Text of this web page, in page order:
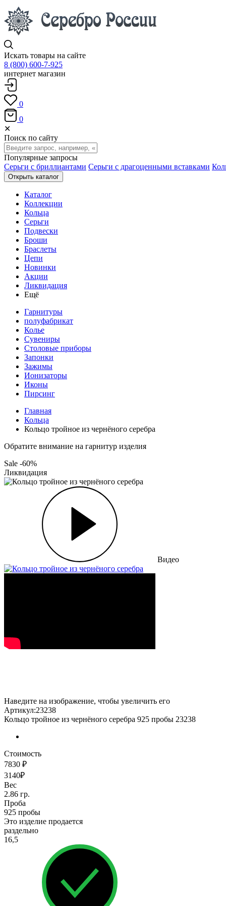
Искать товары на сайте
8 (800) 600-7-925
интернет магазин
0
0
✕
Поиск по сайту
Популярные запросы
Серьги с бриллиантами Серьги с драгоценными вставками
Открыть каталог
Каталог
Коллекции
Кольца
Серьги
Подвески
Броши
Браслеты
Цепи
Новинки
Акции
Ликвидация
Ещё
Гарнитуры
полуфабрикат
Колье
Сувениры
Столовые приборы
Запонки
Зажимы
Ионизаторы
Иконы
Пирсинг
Главная
Кольца
Кольцо тройное из чернёного серебра
Обратите внимание на гарнитур изделия
Sale -60%
Ликвидация
Видео
Наведите на изображение, чтобы увеличить его
Артикул:23238
Кольцо тройное из чернёного серебра 925 пробы 23238
Стоимость
7830 ₽
3140₽
Вес
2.86 гр.
Проба
925 пробы
Это изделие продается
раздельно
16,5